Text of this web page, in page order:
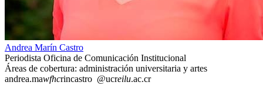
Andrea Marín Castro
Periodista Oficina de Comunicación Institucional
Áreas de cobertura: administración universitaria y artes
andrea.mawfhcrincastro @ucreilu.ac.cr